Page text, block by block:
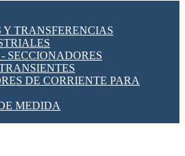
TRANSFERENCIAS
SECCIONADORES
DE CORRIENTE PARA
MEDIDA